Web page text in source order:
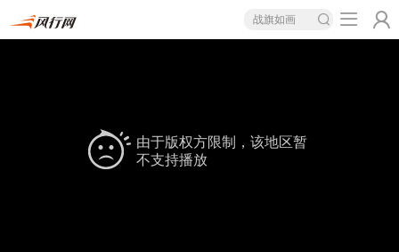
战旗如画
由于版权方限制，该地区暂
不支持播放